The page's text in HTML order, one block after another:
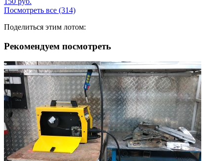
Посмотреть все (314)
Поделиться этим лотом:
Рекомендуем посмотреть